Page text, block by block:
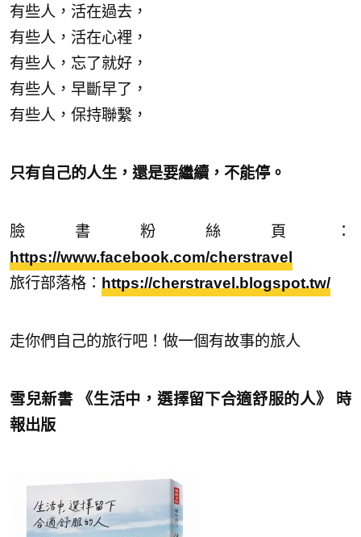
有些人，活在過去，
有些人，活在心裡，
有些人，忘了就好，
有些人，早斷早了，
有些人，保持聯繫，
只有自己的人生，還是要繼續，不能停。
臉書粉絲頁：
https://www.facebook.com/cherstravel
旅行部落格： https://cherstravel.blogspot.tw/
走你們自己的旅行吧！做一個有故事的旅人
雪兒新書 《生活中，選擇留下合適舒服的人》 時
報出版